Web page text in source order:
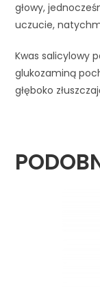
głowy,
uczucie,
Kwas salicylowy
glukozaminą
głęboko